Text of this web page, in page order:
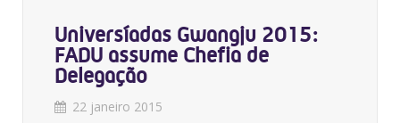
Universíadas Gwangju 2015:
FADU assume Chefia de
Delegação
22 janeiro 2015